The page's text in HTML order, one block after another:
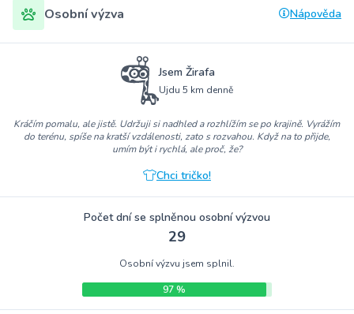
Osobní výzva Nápověda
Jsem Žirafa
Ujdu 5 km denně
Kráčím pomalu, ale jistě. Udržuji si nadhled a rozhlížím se po krajině. Vyrážím
do terénu, spíše na kratší vzdálenosti, zato s rozvahou. Když na to přijde,
umím být i rychlá, ale proč, že?
Chci tričko!
Počet dní se splněnou osobní výzvou
29
Osobní výzvu jsem splnil.
97 %